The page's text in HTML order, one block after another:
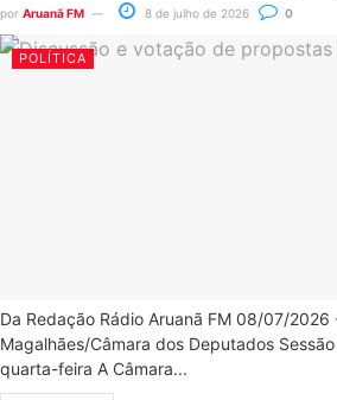
por Aruanã FM 8 de julho de 2026 0
POLÍTICA
Da Redação Rádio Aruanã FM 08/07/
Magalhães/Câmara dos Deputados
quarta-feira A Câmara...